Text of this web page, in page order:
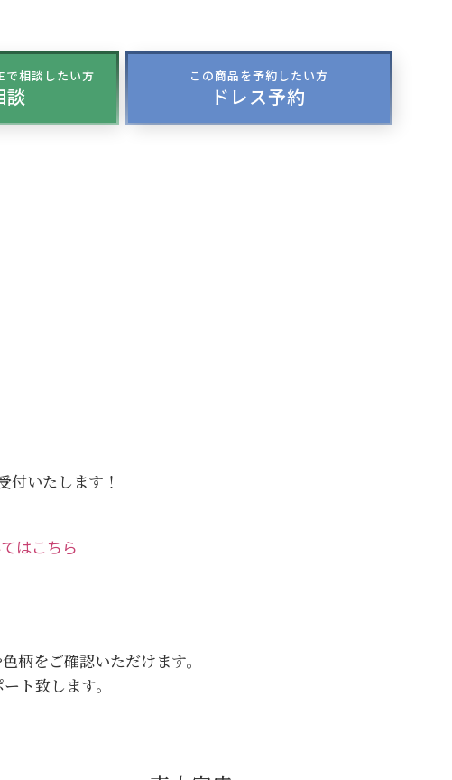
で相談したい方
談
この商品を予約したい方
ドレス予約
付いたします！
はこちら
柄をご確認いただけます。
ト致します。